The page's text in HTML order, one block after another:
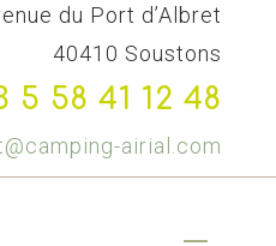
du Port d’Albret
40410 Soustons
5 58 41 12 48
airial.com